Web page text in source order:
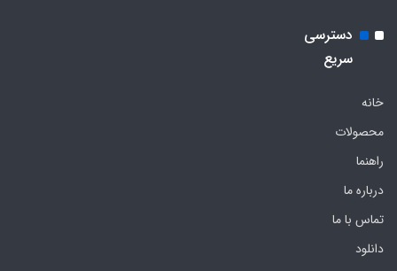
دسترسی
سریع
خانه
محصولات
راهنما
درباره ما
تماس با ما
دانلود